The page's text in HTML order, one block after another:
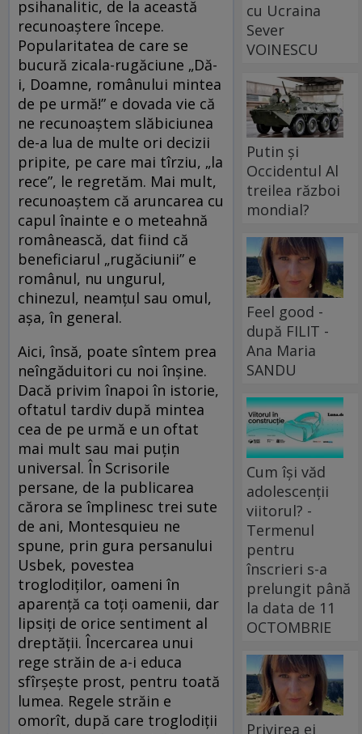
psihanalitic, de la această
recunoaștere începe.
Popularitatea de care se
bucură zicala-rugăciune „Dă-
i, Doamne, românului mintea
de pe urmă!” e dovada vie că
ne recunoaștem slăbiciunea
de-a lua de multe ori decizii
pripite, pe care mai tîrziu, „la
rece”, le regretăm. Mai mult,
recunoaștem că aruncarea cu
capul înainte e o meteahnă
românească, dat fiind că
beneficiarul „rugăciunii” e
românul, nu ungurul,
chinezul, neamțul sau omul,
așa, în general.
Aici, însă, poate sîntem prea
neîngăduitori cu noi înșine.
Dacă privim înapoi în istorie,
oftatul tardiv după mintea
cea de pe urmă e un oftat
mai mult sau mai puțin
universal. În Scrisorile
persane, de la publicarea
cărora se împlinesc trei sute
de ani, Montesquieu ne
spune, prin gura persanului
Usbek, povestea
troglodiților, oameni în
aparență ca toți oamenii, dar
lipsiți de orice sentiment al
dreptății. Încercarea unui
rege străin de a-i educa
sfîrșește prost, pentru toată
lumea. Regele străin e
omorît, după care troglodiții
cu Ucraina
Sever
VOINESCU
Putin și
Occidentul Al
treilea război
mondial?
Feel good -
după FILIT -
Ana Maria
SANDU
Cum își văd
adolescenții
viitorul? -
Termenul
pentru
înscrieri s-a
prelungit până
la data de 11
OCTOMBRIE
Privirea ei